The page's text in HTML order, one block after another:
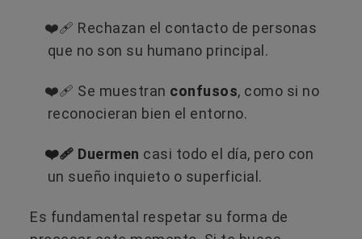
❤️‍🩹 Rechazan el contacto de personas
que no son su humano principal.
❤️‍🩹 Se muestran confusos, como si no
reconocieran bien el entorno.
❤️‍🩹 Duermen casi todo el día, pero con
un sueño inquieto o superficial.
Es fundamental respetar su forma de